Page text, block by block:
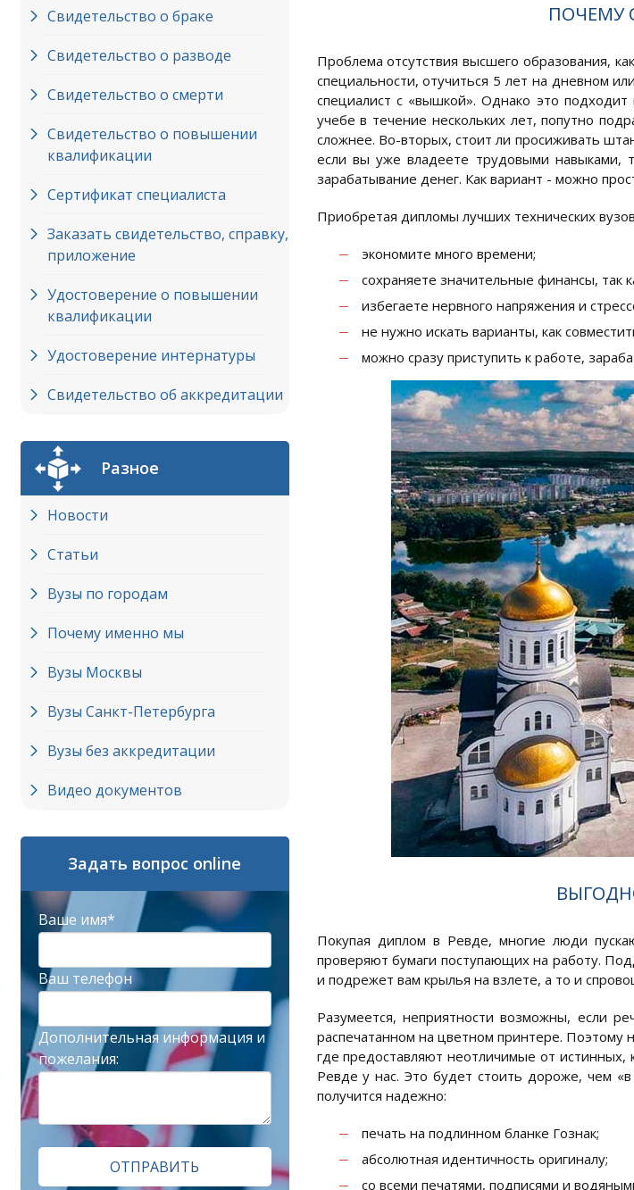
Свидетельство о браке
Свидетельство о разводе
Свидетельство о смерти
Свидетельство о повышении
квалификации
Сертификат специалиста
Заказать свидетельство, справку,
приложение
Удостоверение о повышении
квалификации
Удостоверение интернатуры
Свидетельство об аккредитации
Разное
Новости
Статьи
Вузы по городам
Почему именно мы
Вузы Москвы
Вузы Cанкт-Петербурга
Вузы без аккредитации
Видео документов
Задать вопрос online
Ваше имя*
Ваш телефон
Дополнительная информация и
пожелания:
ОТПРАВИТЬ
ПОЧЕМУ
Проблема отсутствия высшего образования,
специальности, отучиться 5 лет на дневном
специалист с «вышкой». Однако это
учебе в течение нескольких лет, попутно
сложнее. Во-вторых, стоит ли просиживать
если вы уже владеете трудовыми навыками,
зарабатывание денег. Как вариант - можно
Приобретая дипломы лучших технических
экономите много времени;
сохраняете значительные финансы, так
избегаете нервного напряжения и
не нужно искать варианты, как
можно сразу приступить к работе,
Покупая диплом в Ревде, многие люди
проверяют бумаги поступающих на работу.
и подрежет вам крылья на взлете, а то и
Разумеется, неприятности возможны, если
распечатанном на цветном принтере. Поэтому
где предоставляют неотличимые от истинных,
Ревде у нас. Это будет стоить дороже, чем
получится надежно:
печать на подлинном бланке Гознак;
абсолютная идентичность оригиналу;
со всеми печатями, подписями и